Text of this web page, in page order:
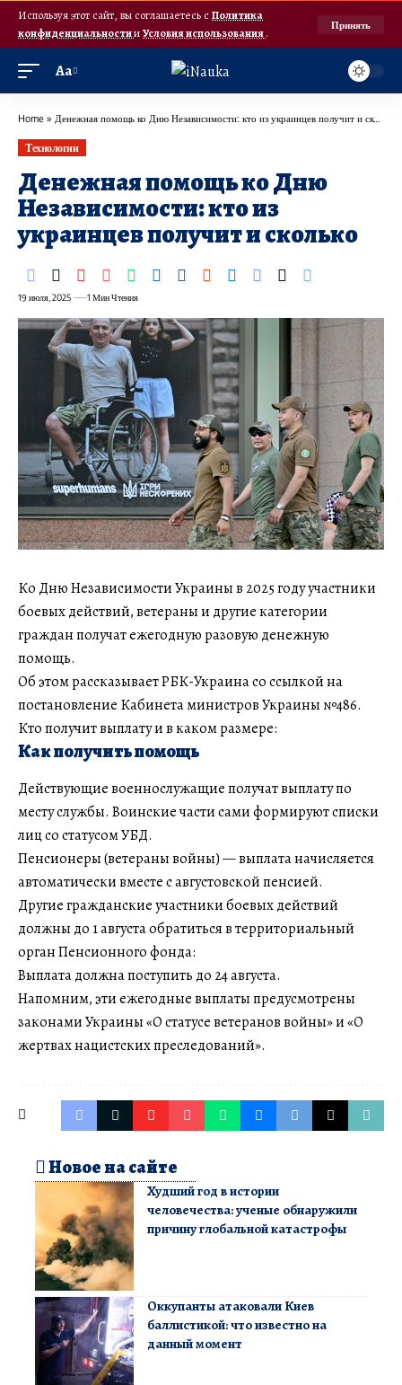
Используя этот сайт, вы соглашаетесь с Политика
конфиденциальностииУсловия использования.
Принять
Аа
Home » Денежная помощь ко Дню Независимости: кто из украинцев получит и сколько
Технологии
Денежная помощь ко Дню
Независимости: кто из
украинцев получит и сколько
19 июля, 2025 1 Мин Чтения
Ко Дню Независимости Украины в 2025 году участники
боевых действий, ветераны и другие категории
граждан получат ежегодную разовую денежную
помощь.
Об этом рассказывает РБК-Украина со ссылкой на
постановление Кабинета министров Украины №486.
Кто получит выплату и в каком размере:
Как получить помощь
Действующие военнослужащие получат выплату по
месту службы. Воинские части сами формируют списки
лиц со статусом УБД.
Пенсионеры (ветераны войны) — выплата начисляется
автоматически вместе с августовской пенсией.
Другие гражданские участники боевых действий
должны до 1 августа обратиться в территориальный
орган Пенсионного фонда:
Выплата должна поступить до 24 августа.
Напомним, эти ежегодные выплаты предусмотрены
законами Украины «О статусе ветеранов войны» и «О
жертвах нацистских преследований».
Новое на сайте
Худший год в истории
человечества: ученые обнаружили
причину глобальной катастрофы
Оккупанты атаковали Киев
баллистикой: что известно на
данный момент